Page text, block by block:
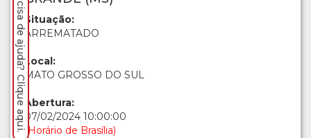
Situação:
ARREMATADO
Local:
MATO GROSSO DO SUL
Abertura:
07/02/2024 10:00:00
(Horário de Brasília)
Precisa de ajuda? Clique aqui.